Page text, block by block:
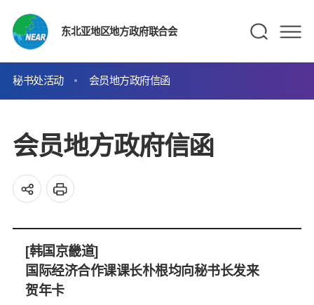
东北亚地区地方政府联合会
秘书处活动 会员地方政府信函
会员地方政府信函
[韩国京畿道]
国际经济合作课课长朴根均向秘书长发来
贺年卡